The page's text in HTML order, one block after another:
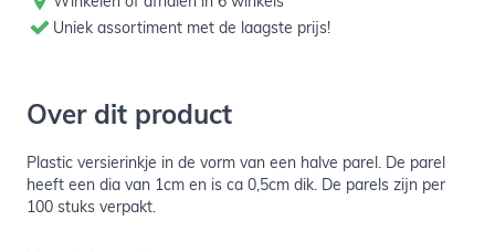
Uniek assortiment met de laagste prijs!
Over dit product
Plastic versierinkje in de vorm van een halve parel. De parel
heeft een dia van 1cm en is ca 0,5cm dik. De parels zijn per
100 stuks verpakt.